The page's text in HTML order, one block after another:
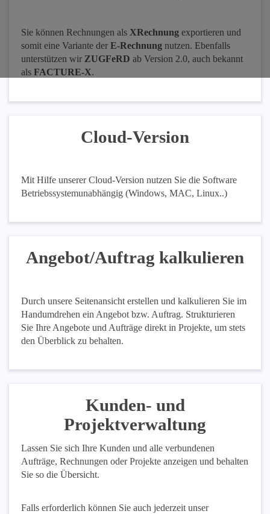
Sie können Rechnungen als XRechnung exportieren und
somit eine Variante der E-Rechnung nutzen. Ebenfalls
unterstützen wir ZUGFeRD ab Version 2.0, auch bekannt
als FACTURE-X.
Cloud-Version
Mit Hilfe unserer Cloud-Version nutzen Sie die Software
Betriebssystemunabhängig (Windows, MAC, Linux..)
Angebot/Auftrag kalkulieren
Durch unsere Seitenansicht erstellen und kalkulieren Sie im
Handumdrehen ein Angebot bzw. Auftrag. Strukturieren
Sie Ihre Angebote und Aufträge direkt in Projekte, um stets
den Überblick zu behalten.
Kunden- und
Projektverwaltung
Lassen Sie sich Ihre Kunden und alle verbundenen
Aufträge, Rechnungen oder Projekte anzeigen und behalten
Sie so die Übersicht.
Falls erforderlich können Sie auch jederzeit unser